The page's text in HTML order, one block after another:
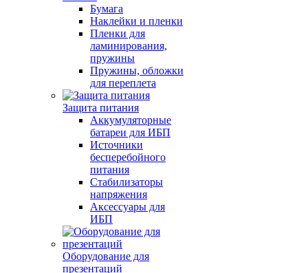
Бумага
Наклейки и пленки
Пленки для
ламинирования,
пружины
Пружины, обложки
для переплета
Защита питания
Аккумуляторные
батареи для ИБП
Источники
бесперебойного
питания
Стабилизаторы
напряжения
Аксессуары для
ИБП
Оборудование для
презентаций